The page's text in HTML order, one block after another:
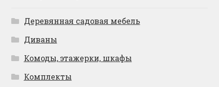
Деревянная садовая мебель
Диваны
Комоды, этажерки, шкафы
Комплекты